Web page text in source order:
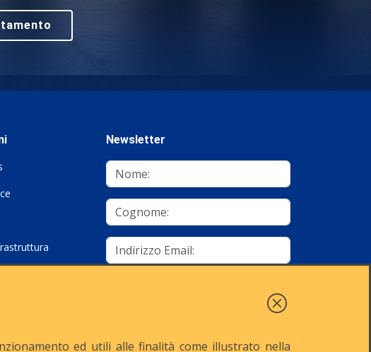
Newsletter
ed utili alle finalità come illustrato nella